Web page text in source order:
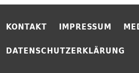
KONTAKT IMPRESSUM
DATENSCHUTZERKLÄRUNG